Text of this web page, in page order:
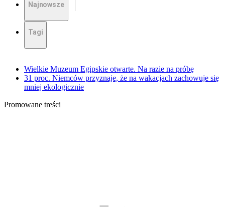
Najnowsze
Tagi
Wielkie Muzeum Egipskie otwarte. Na razie na próbę
31 proc. Niemców przyznaje, że na wakacjach zachowuje się
mniej ekologicznie
Promowane treści